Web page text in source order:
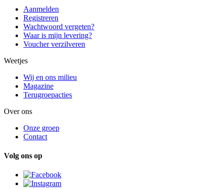
Aanmelden
Registreren
Wachtwoord vergeten?
Waar is mijn levering?
Voucher verzilveren
Weetjes
Wij en ons milieu
Magazine
Terugroepacties
Over ons
Onze groep
Contact
Volg ons op